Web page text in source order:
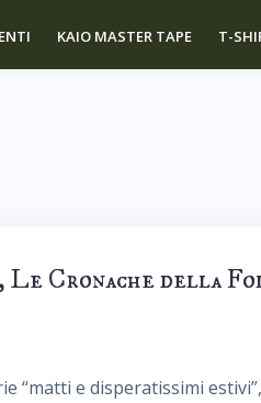
KAIO MASTER TAPE T-
Le Cronache della
“matti e disperatissimi